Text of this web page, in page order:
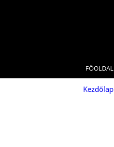
FŐOLDAL
Kezdőlap